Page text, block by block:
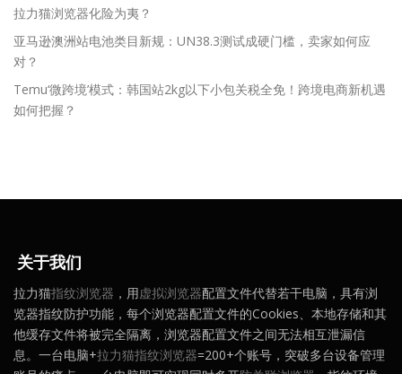
拉力猫浏览器化险为夷？
亚马逊澳洲站电池类目新规：UN38.3测试成硬门槛，卖家如何应
对？
Temu‘微跨境’模式：韩国站2kg以下小包关税全免！跨境电商新机遇
如何把握？
关于我们
拉力猫指纹浏览器 ，用虚拟浏览器配置文件代替若干电脑，具有浏
览器指纹防护功能，每个浏览器配置文件的Cookies、本地存储和其
他缓存文件将被完全隔离，浏览器配置文件之间无法相互泄漏信
息。一台电脑+拉力猫指纹浏览器=200+个账号，突破多台设备管理